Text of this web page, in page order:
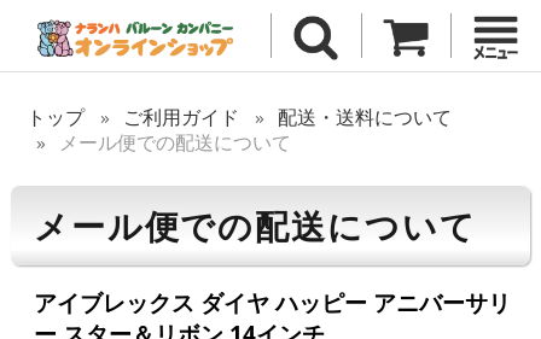
トップ ご利用ガイド
配送・送料について
メール便での配送について
メール便での配送について
アイブレックス ダイヤ ハッピー アニバーサリ